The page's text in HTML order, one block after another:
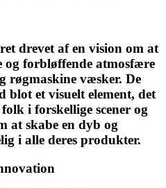
drevet af en vision om at
og forbløffende atmosfære
røgmaskine væsker. De
blot et visuelt element, det
i forskellige scener og
at skabe en dyb og
i alle deres produkter.